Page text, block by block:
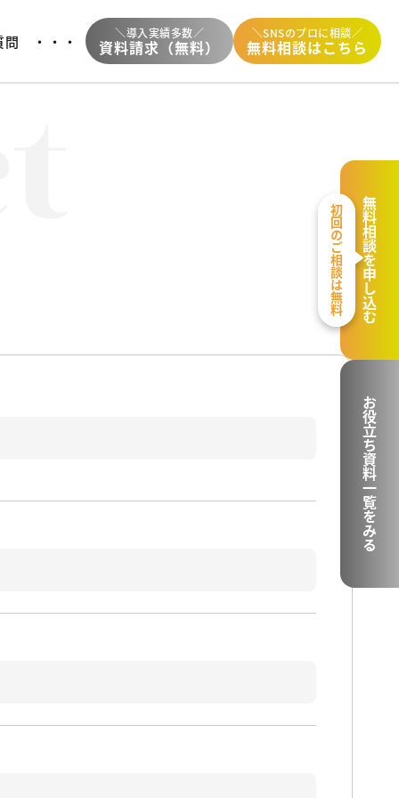
問 ・・・ ＼導入実績多数／
資料請求（無料）
＼SNSのプロに相談／
無料相談はこちら
無料相談を申し込む
初回のご相談は無料
お役立ち資料一覧をみる